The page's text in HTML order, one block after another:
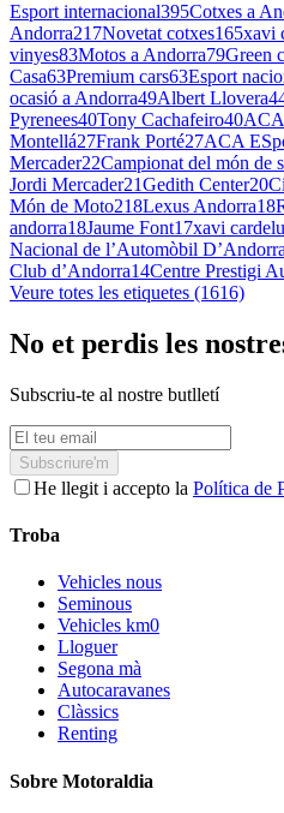
Esport internacional395Cotxes a
Andorra217Novetat cotxes165xavi
vinyes83Motos a Andorra79Green
Casa63Premium cars63Esport
ocasió a Andorra49Albert Llovera
Pyrenees40Tony Cachafeiro40ACA
Montellá27Frank Porté27ACA
Mercader22Campionat del món de
Jordi Mercader21Gedith Center20
Món de Moto218Lexus Andorra18
andorra18Jaume Font17xavi
Nacional de l’Automòbil D’Andorra
Club d’Andorra14Centre Prestigi
Veure totes les etiquetes (1616)
No et perdis les
Subscriu-te al nostre butlletí
Subscriure'm
He llegit i accepto la Política de
Troba
Vehicles nous
Seminous
Vehicles km0
Lloguer
Segona mà
Autocaravanes
Clàssics
Renting
Sobre Motoraldia